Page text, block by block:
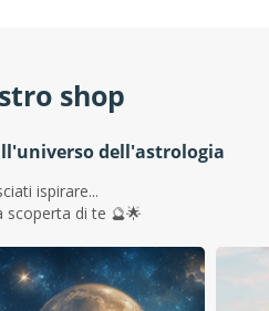
shop
dell'astrologia
ispirare...
scoperta di te 🔮🌟